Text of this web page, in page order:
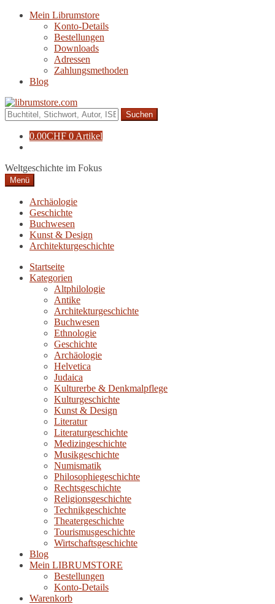
Navigation
Zum
Mein Librumstore
Konto-Details
Bestellungen
Downloads
Adressen
Zahlungsmethoden
Blog
Suche
nach:
0.00CHF 0 Artikel
Weltgeschichte im Fokus
Menü
Archäologie
Geschichte
Buchwesen
Kunst & Design
Architekturgeschichte
Startseite
Kategorien
Altphilologie
Antike
Architekturgeschichte
Buchwesen
Ethnologie
Geschichte
Archäologie
Helvetica
Judaica
Kulturerbe & Denkmalpflege
Kulturgeschichte
Kunst & Design
Literatur
Literaturgeschichte
Medizingeschichte
Musikgeschichte
Numismatik
Philosophiegeschichte
Rechtsgeschichte
Religionsgeschichte
Technikgeschichte
Theatergeschichte
Tourismusgeschichte
Wirtschaftsgeschichte
Blog
Mein LIBRUMSTORE
Bestellungen
Konto-Details
Warenkorb